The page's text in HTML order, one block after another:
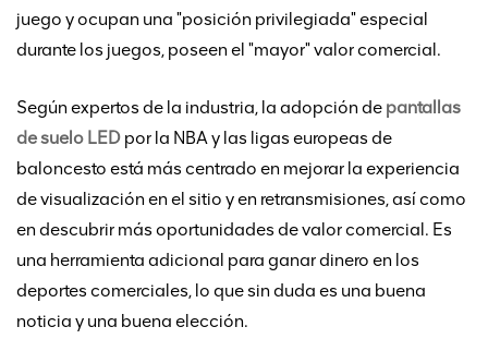
juego y ocupan una "posición privilegiada" especial
durante los juegos, poseen el "mayor" valor comercial.
Según expertos de la industria, la adopción de pantallas
de suelo LED por la NBA y las ligas europeas de
baloncesto está más centrado en mejorar la experiencia
de visualización en el sitio y en retransmisiones, así como
en descubrir más oportunidades de valor comercial. Es
una herramienta adicional para ganar dinero en los
deportes comerciales, lo que sin duda es una buena
noticia y una buena elección.